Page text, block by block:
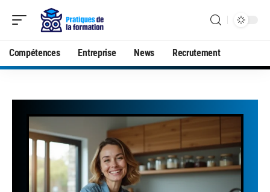
Compétences Entreprise News Recrutement